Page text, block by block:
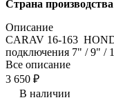
Страна
Описание
CARAV 16-163
подключения 7" / 9" /
Все описание
3 650 ₽
В наличии